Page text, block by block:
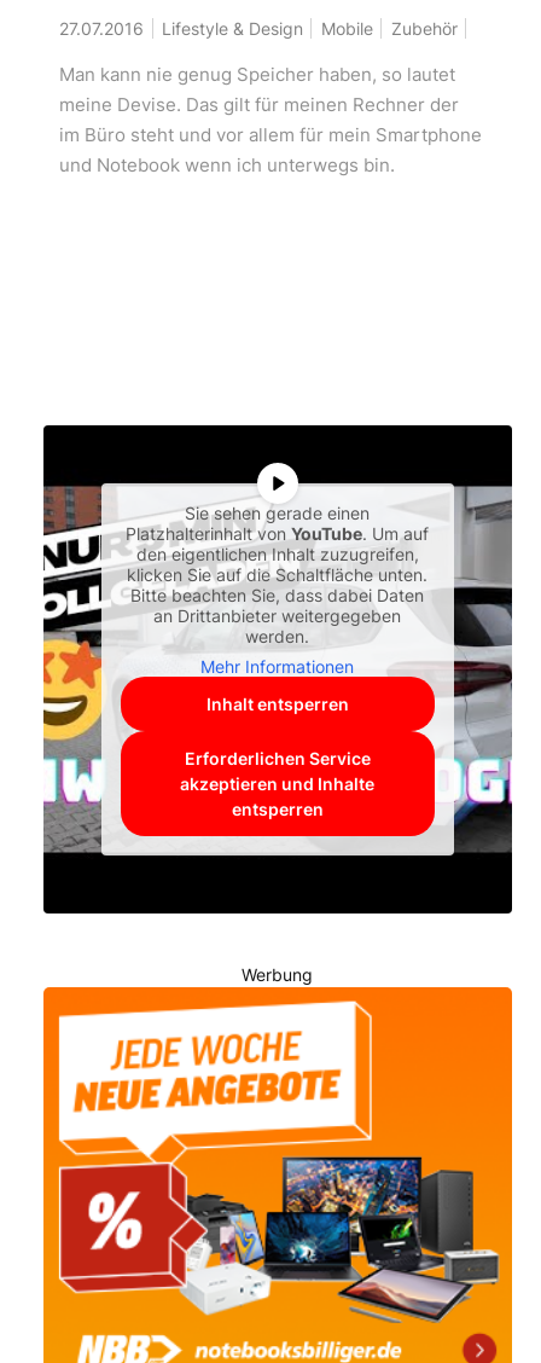
27.07.2016 Lifestyle & Design Mobile Zubehör
Man kann nie genug Speicher haben, so lautet
meine Devise. Das gilt für meinen Rechner der
im Büro steht und vor allem für mein Smartphone
und Notebook wenn ich unterwegs bin.
Sie sehen gerade einen
Platzhalterinhalt vonYouTube. Um auf
den eigentlichen Inhalt zuzugreifen,
klicken Sie auf die Schaltfläche unten.
Bitte beachten Sie, dass dabei Daten
an Drittanbieter weitergegeben
werden.
Mehr Informationen
Inhalt entsperren
Erforderlichen Service
akzeptieren und Inhalte
entsperren
Werbung